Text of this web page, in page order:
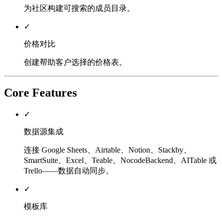
为社区构建可搜索的成员目录。
✓
价格对比
创建帮助客户选择的价格表。
Core Features
✓
数据源集成
连接 Google Sheets、Airtable、Notion、Stackby、
SmartSuite、Excel、Teable、NocodeBackend、AITable 或
Trello——数据自动同步。
✓
模板库